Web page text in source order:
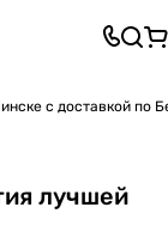
с доставкой по
лучшей